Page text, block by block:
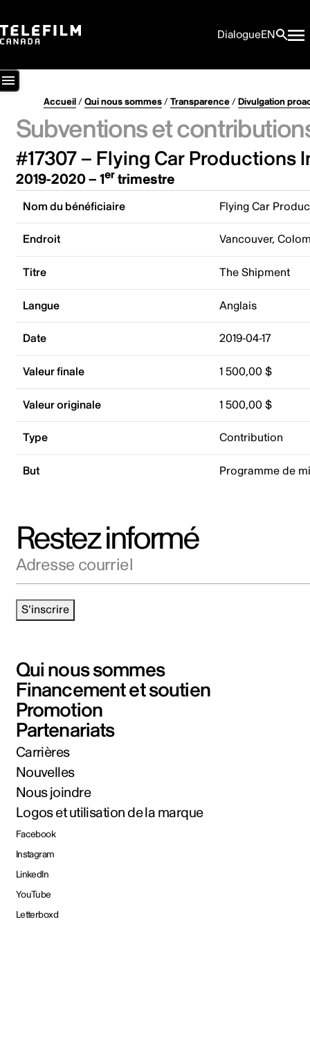
DialogueEN
Accueil/Qui nous sommes/Transparence/Divulgation
Subventions et
#17307 – Flying Car Productions
2019-2020 – 1ertrimestre
Nom du bénéficiaire Flying Car
Endroit Vancouver,
Titre The Shipment
Langue Anglais
Date 2019-04-17
Valeur finale 1 500,00 $
Valeur originale 1 500,00 $
Type Contribution
But Programme de
Restez informé
S'inscrire
Qui nous sommes
Financement et soutien
Promotion
Partenariats
Carrières
Nouvelles
Nous joindre
Logos et utilisation de la marque
Facebook
Instagram
LinkedIn
YouTube
Letterboxd